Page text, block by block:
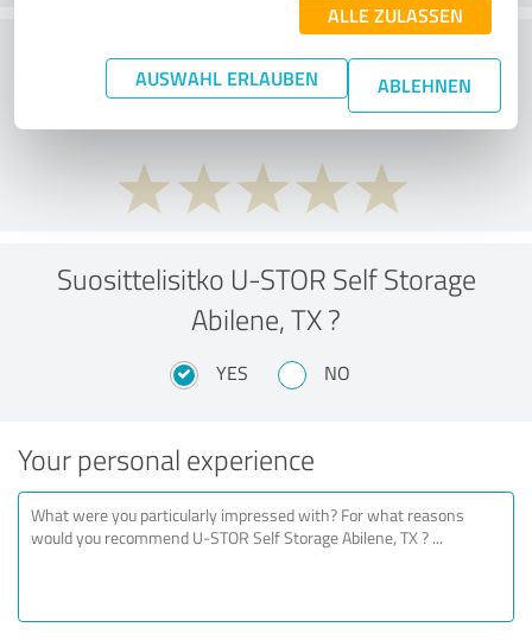
ALLE ZULASSEN
AUSWAHL ERLAUBEN ABLEHNEN
What do you think of the price to
performance ratio?
Suosittelisitko U-STOR Self Storage
Abilene, TX ?
YES NO
Your personal experience